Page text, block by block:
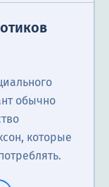
обычно
которые